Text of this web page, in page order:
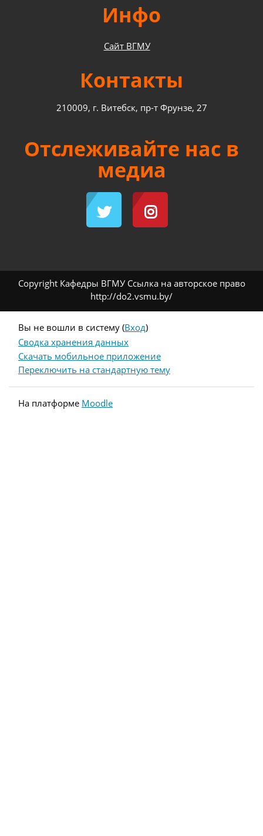
Инфо
Сайт ВГМУ
Контакты
210009, г. Витебск, пр-т Фрунзе, 27
Отслеживайте нас в
медиа
Copyright Кафедры ВГМУ Ссылка на авторское право
http://do2.vsmu.by/
Вы не вошли в систему (Вход)
Сводка хранения данных
Скачать мобильное приложение
Переключить на стандартную тему
На платформе Moodle